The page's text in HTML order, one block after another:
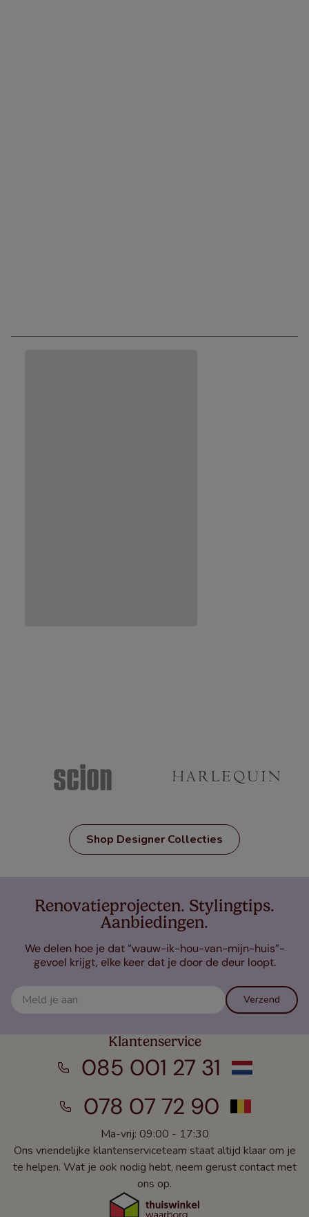
Shop Designer Collecties
Renovatieprojecten. Stylingtips.
Aanbiedingen.
We delen hoe je dat “wauw-ik-hou-van-mijn-huis”-
gevoel krijgt, elke keer dat je door de deur loopt.
Verzend
Klantenservice
085 001 27 31
078 07 72 90
Ma-vrij: 09:00 - 17:30
Ons vriendelijke klantenserviceteam staat altijd klaar om je
te helpen. Wat je ook nodig hebt, neem gerust contact met
ons op.